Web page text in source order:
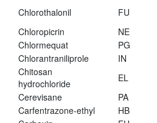
Chlorothalonil
FU
Chloropicrin
NE
Chlormequat
PG
Chlorantraniliprole
IN
Chitosan
hydrochloride
EL
Cerevisane
PA
Carfentrazone-ethyl
HB